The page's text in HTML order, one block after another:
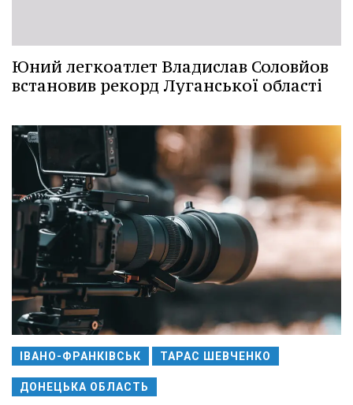
Юний легкоатлет Владислав Соловйов
встановив рекорд Луганської області
ІВАНО-ФРАНКІВСЬК ТАРАС ШЕВЧЕНКО
ДОНЕЦЬКА ОБЛАСТЬ